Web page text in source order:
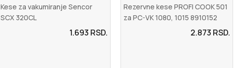
Kese za vakumiranje Sencor
SCX 320CL
1.693 RSD.
Rezervne kese PROFI COOK 501
za PC-VK 1080, 1015 8910152
2.873 RSD.